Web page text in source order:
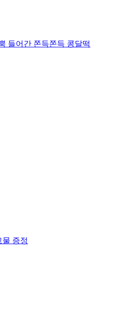
들어간 쫀득쫀득 콩달떡
물 증정